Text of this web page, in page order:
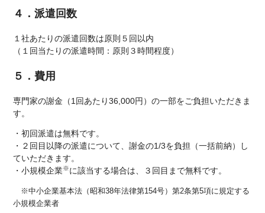
４．派遣回数
１社あたりの派遣回数は原則５回以内
（１回当たりの派遣時間：原則３時間程度）
５．費用
専門家の謝金（1回あたり36,000円）の一部をご負担いただきま
す。
・初回派遣は無料です。
・２回目以降の派遣について、謝金の1/3を負担（一括前納）し
ていただきます。
・小規模企業※に該当する場合は、３回目まで無料です。
※中小企業基本法（昭和38年法律第154号）第2条第5項に規定する
小規模企業者